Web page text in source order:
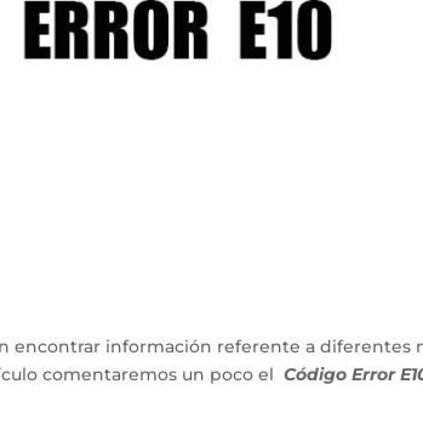
encontrar información referente a diferentes
comentaremos un poco el Código Error